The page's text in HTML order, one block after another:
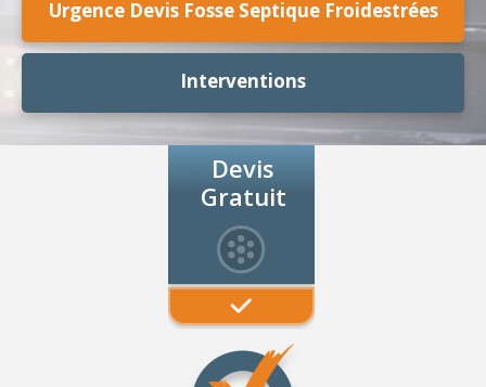
Urgence Devis Fosse Septique Froidestrées
Interventions
Devis
Gratuit